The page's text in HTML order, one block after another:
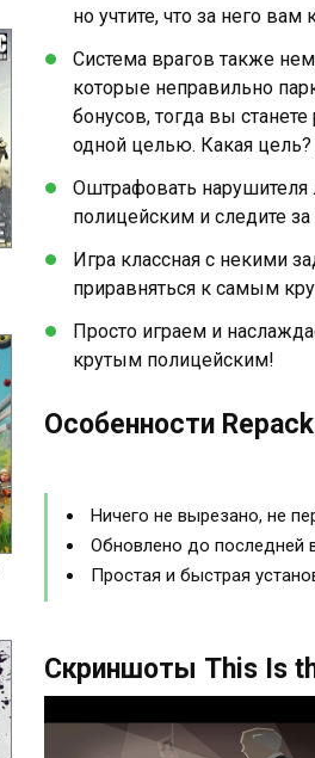
но учтите, что за него
Система врагов также
которые неправильно
бонусов, тогда вы
одной целью. Какая
Оштрафовать нарушителя
полицейским и следите
Игра классная с некими
приравняться к самым
Просто играем и
крутым полицейским!
Особенности Repack
Ничего не вырезано, не
Обновлено до последней
Простая и быстрая
Скриншоты This Is